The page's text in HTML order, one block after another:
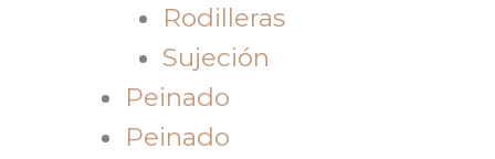
Rodilleras
Sujeción
Peinado
Peinado